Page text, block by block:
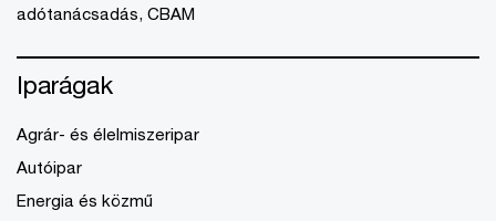
adótanácsadás, CBAM
Iparágak
Agrár- és élelmiszeripar
Autóipar
Energia és közmű